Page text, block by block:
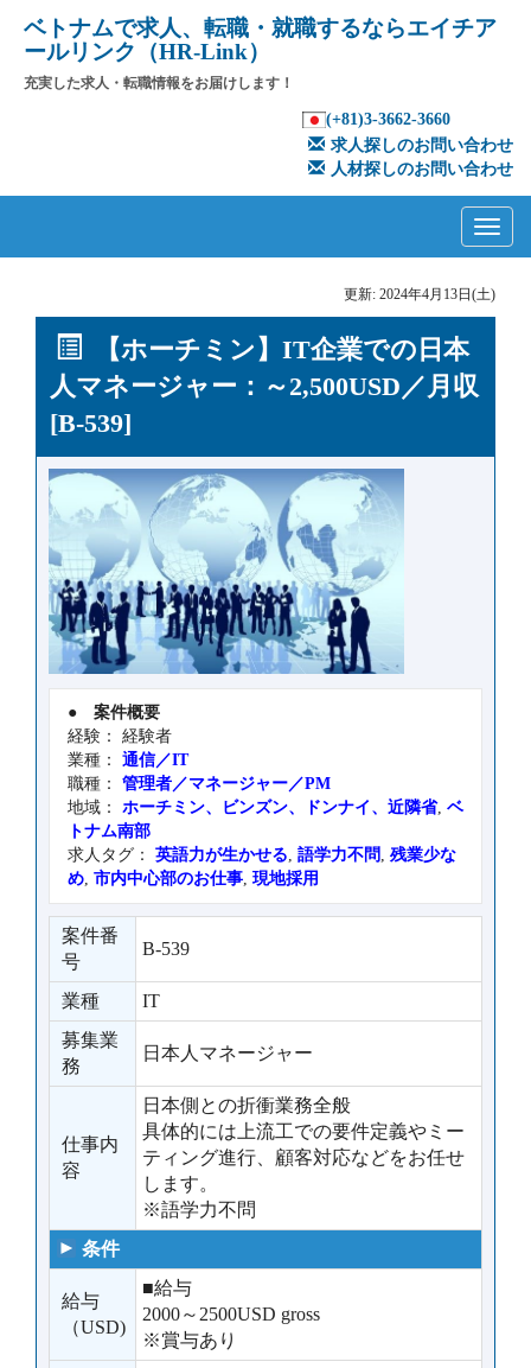
ベトナムで求人、転職・就職するならエイチア
ールリンク（HR-Link）
充実した求人・転職情報をお届けします！
(+81)3-3662-3660
求人探しのお問い合わせ
人材探しのお問い合わせ
Menu
content
更新: 2024年4月13日(土)
【ホーチミン】IT企業での日本
人マネージャー：～2,500USD／月収
[B-539]
● 案件概要
経験： 経験者
業種： 通信／IT
職種： 管理者／マネージャー／PM
地域： ホーチミン、ビンズン、ドンナイ、近隣省, ベ
トナム南部
求人タグ： 英語力が生かせる, 語学力不問 , 残業少な
め, 市内中心部のお仕事, 現地採用
案件番
号
B-539
業種
IT
募集業
務
日本人マネージャー
仕事内
容
日本側との折衝業務全般
具体的には上流工での要件定義やミー
ティング進行、顧客対応などをお任せ
します。
※語学力不問
条件
給与
（USD)
■給与
2000～2500USD gross
※賞与あり